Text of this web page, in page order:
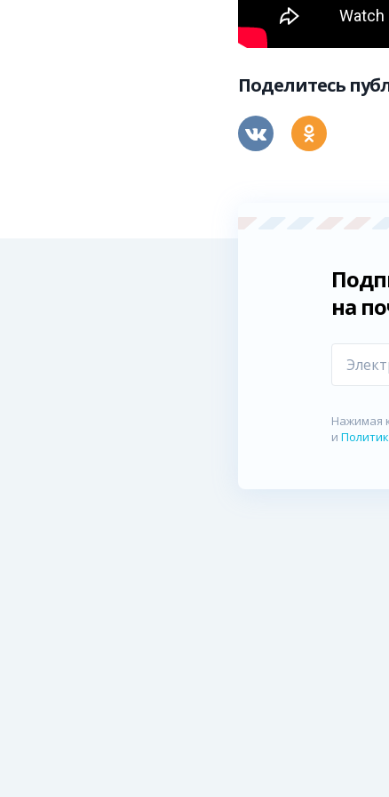
Поделитесь
на
Нажимая
и